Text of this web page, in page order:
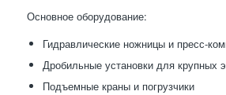
Основное оборудование:
Гидравлические ножницы и пресс-
Дробильные установки для крупных
Подъемные краны и погрузчики